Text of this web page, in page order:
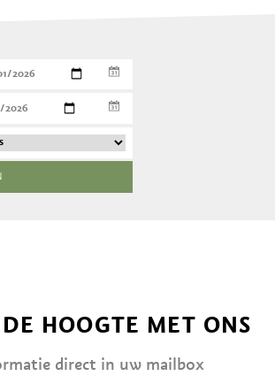
HOOGTE MET ONS
direct in uw mailbox